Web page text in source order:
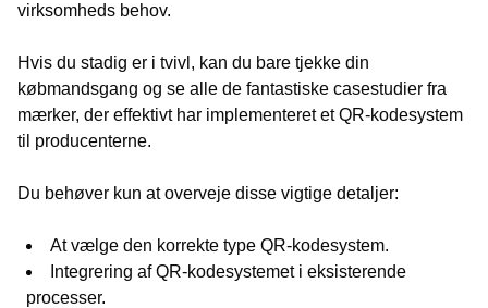
virksomheds behov.
Hvis du stadig er i tvivl, kan du bare tjekke din
købmandsgang og se alle de fantastiske casestudier fra
mærker, der effektivt har implementeret et QR-kodesystem
til producenterne.
Du behøver kun at overveje disse vigtige detaljer:
At vælge den korrekte type QR-kodesystem.
Integrering af QR-kodesystemet i eksisterende
processer.